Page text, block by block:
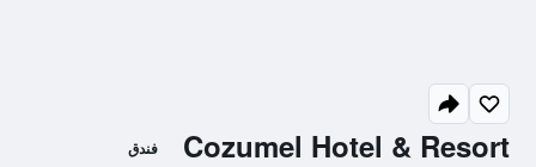
Cozumel Hotel & Resort فندق